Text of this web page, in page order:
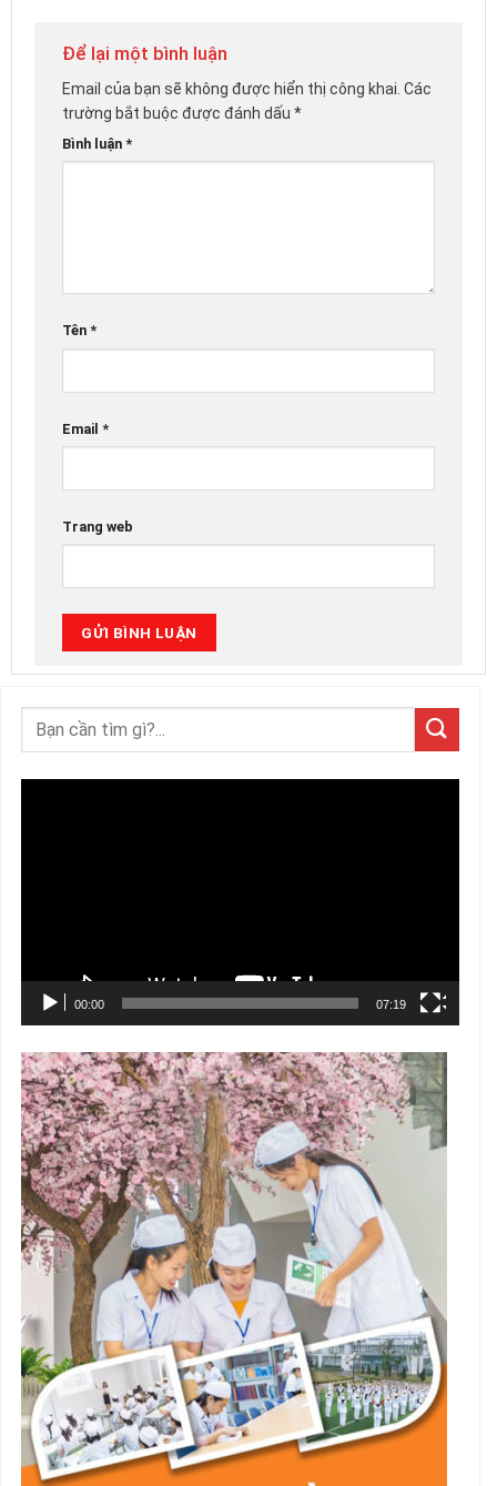
Để lại một bình luận
Email của bạn sẽ không được hiển thị công khai. Các
trường bắt buộc được đánh dấu *
Bình luận *
Tên *
Email *
Trang web
00:00 07:19